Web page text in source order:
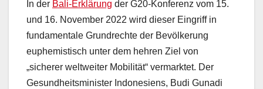
In der Bali-Erklärung der G20-Konferenz vom 15.
und 16. November 2022 wird dieser Eingriff in
fundamentale Grundrechte der Bevölkerung
euphemistisch unter dem hehren Ziel von
„sicherer weltweiter Mobilität“ vermarktet. Der
Gesundheitsminister Indonesiens, Budi Gunadi